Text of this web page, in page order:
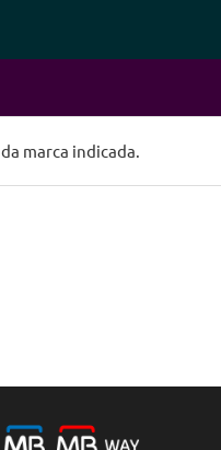
marca indicada.